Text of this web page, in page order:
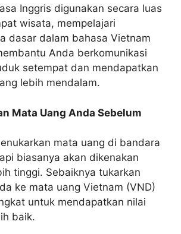
Inggris digunakan secara luas
wisata, mempelajari
dasar dalam bahasa Vietnam
Anda berkomunikasi
setempat dan mendapatkan
lebih mendalam.
Mata Uang Anda Sebelum
mata uang di bandara
biasanya akan dikenakan
tinggi. Sebaiknya tukarkan
ke mata uang Vietnam (VND)
untuk mendapatkan nilai
baik.